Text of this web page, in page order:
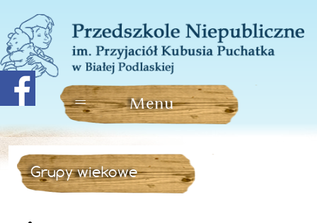
Grupy wiekowe